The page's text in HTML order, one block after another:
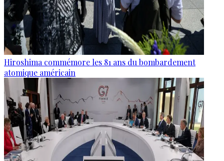
Hiroshima commémore les 81 ans du bombardement
atomique américain